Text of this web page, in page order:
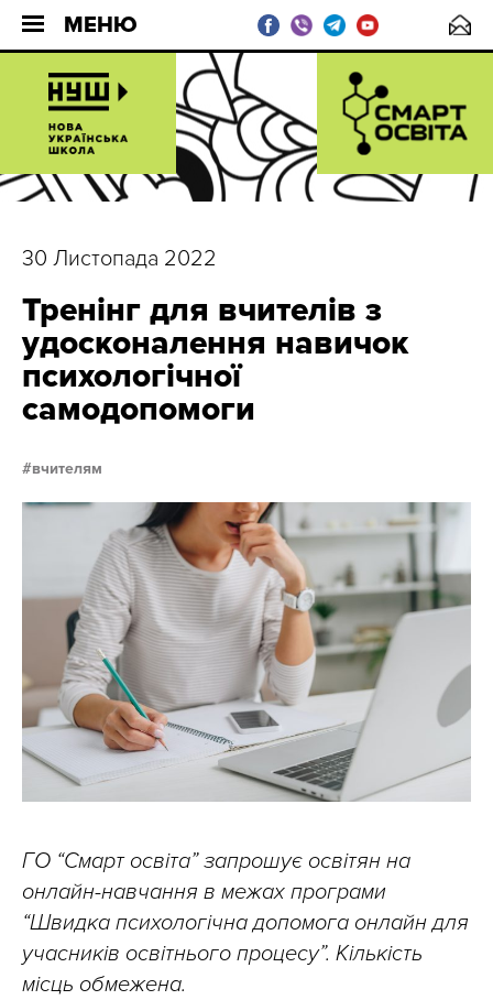
МЕНЮ
30 Листопада 2022
Тренінг для вчителів з
удосконалення навичок
психологічної
самодопомоги
вчителям
ГО “Смарт освіта” запрошує освітян на
онлайн-навчання в межах програми
“Швидка психологічна допомога онлайн для
учасників освітнього процесу”. Кількість
місць обмежена.